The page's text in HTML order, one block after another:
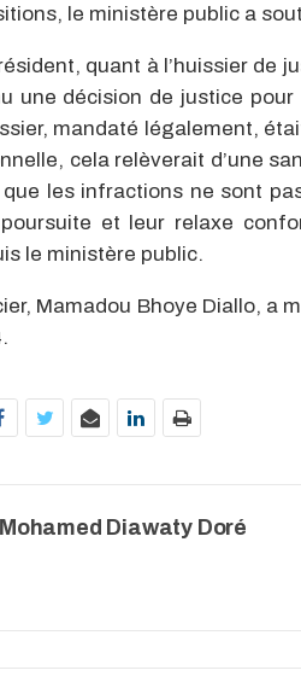
le ministère public a
quant à l’huissier de
une décision de justice
mandaté légalement,
cela relèverait d’une
les infractions ne sont
et leur relaxe
le ministère public.
Mamadou Bhoye Diallo, a
Mohamed Diawaty Doré